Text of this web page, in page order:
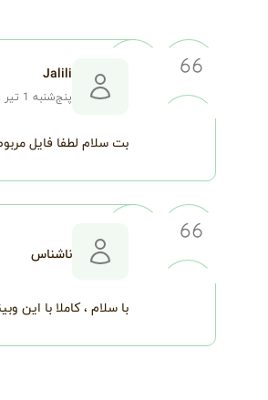
Jalili
پنج‌شنبه 1 تیر 1402
بت سلام لطفا فایل
ناشناس
با سلام ، کاملا با این